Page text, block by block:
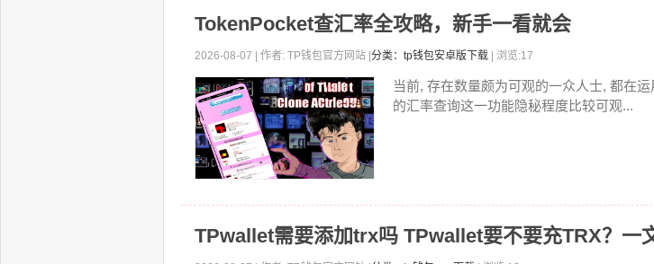
TokenPocket查汇率全攻略，新手一看就会
2026-08-07 | 作者: TP钱包官方网站 | 分类：tp钱包安卓版下载 | 浏览:17
当前, 存在数量颇为可观的一众人士, 都在
的汇率查询这一功能隐秘程度比较可观...
TPwallet需要添加trx吗 TPwallet要不要充TRX？一